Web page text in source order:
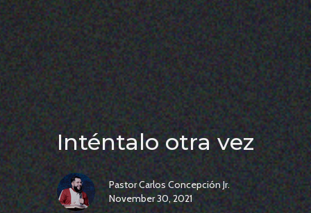
Inténtalo otra vez
Pastor Carlos Concepción Jr.
November 30, 2021